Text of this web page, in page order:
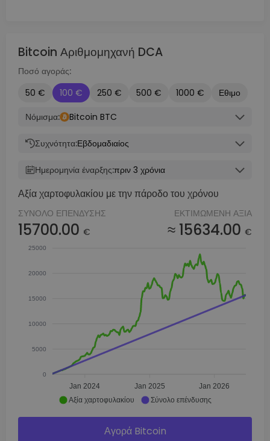
Bitcoin Αριθμομηχανή DCA
Ποσό αγοράς:
50 €
100 € 250 € 500 € 1000 €
Εθιμο
Νόμισμα:
Bitcoin BTC
Συχνότητα:Εβδομαδιαίος
Ημερομηνία έναρξης:πριν 3 χρόνια
Αξία χαρτοφυλακίου με την πάροδο του χρόνου
ΣΎΝΟΛΟ ΕΠΈΝΔΥΣΗΣ
15700.00 €
ΕΚΤΙΜΏΜΕΝΗ ΑΞΊΑ
≈ 15634.00 €
25000
20000
15000
10000
5000
0
Jan 2024 Jan 2025 Jan 2026
Αξία χαρτοφυλακίου Σύνολο επένδυσης
Αγορά Bitcoin